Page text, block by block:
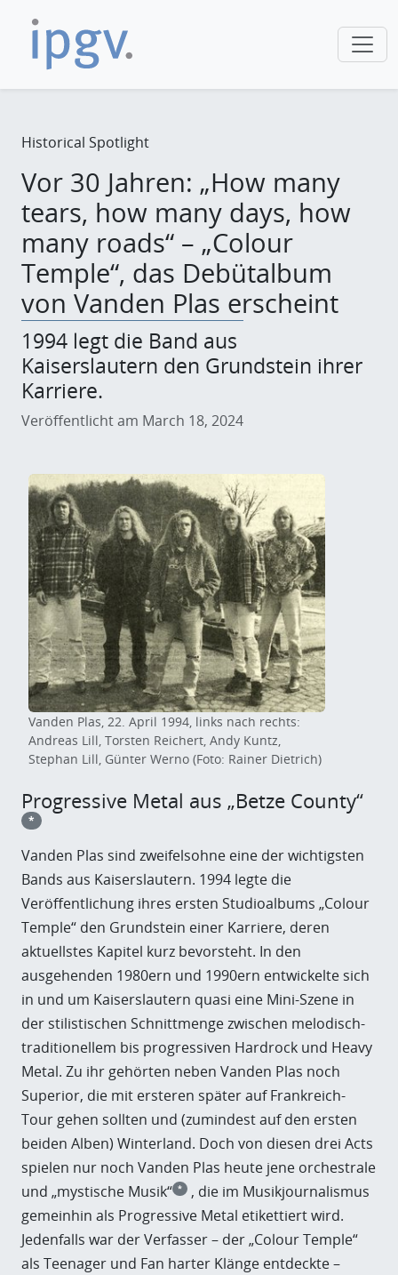
Historical Spotlight
Vor 30 Jahren: „How many
tears, how many days, how
many roads“ – „Colour
Temple“, das Debütalbum
von Vanden Plas erscheint
1994 legt die Band aus
Kaiserslautern den Grundstein ihrer
Karriere.
Veröffentlicht am March 18, 2024
Vanden Plas, 22. April 1994, links nach rechts:
Andreas Lill, Torsten Reichert, Andy Kuntz,
Stephan Lill, Günter Werno (Foto: Rainer Dietrich)
Progressive Metal aus „Betze County“
*
Vanden Plas sind zweifelsohne eine der wichtigsten
Bands aus Kaiserslautern. 1994 legte die
Veröffentlichung ihres ersten Studioalbums „Colour
Temple“ den Grundstein einer Karriere, deren
aktuellstes Kapitel kurz bevorsteht. In den
ausgehenden 1980ern und 1990ern entwickelte sich
in und um Kaiserslautern quasi eine Mini-Szene in
der stilistischen Schnittmenge zwischen melodisch-
traditionellem bis progressiven Hardrock und Heavy
Metal. Zu ihr gehörten neben Vanden Plas noch
Superior, die mit ersteren später auf Frankreich-
Tour gehen sollten und (zumindest auf den ersten
beiden Alben) Winterland. Doch von diesen drei Acts
spielen nur noch Vanden Plas heute jene orchestrale
und „mystische Musik“ * , die im Musikjournalismus
gemeinhin als Progressive Metal etikettiert wird.
Jedenfalls war der Verfasser – der „Colour Temple“
als Teenager und Fan harter Klänge entdeckte –